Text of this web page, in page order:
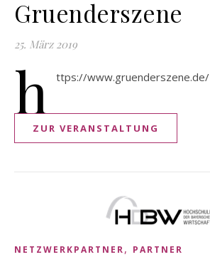
Gruenderszene
25. März 2019
h ttps://www.gruenderszene.de/
ZUR VERANSTALTUNG
NETZWERKPARTNER, PARTNER